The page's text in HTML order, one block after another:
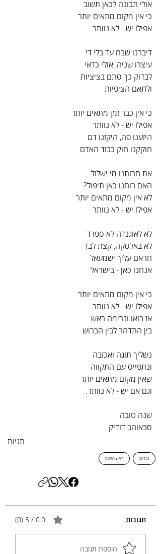
אולי תבונה לכאן תשוב
כי אין מקום מתאים יותר
אפילו יש - לא נוותר
דיברנו שבח עד בלי די
עיצרו שניה, אולי כדאי
לבדוק כך סתם בציציות
ולתאם הציפיות
כי אין כבר זמן מתאים יותר
אפילו יש - לא נוותר
היזענו פה, היקזנו דם
חוקקנו חוק כבוד האדם
את חרותנו מי ישלול
האם רוחנו כאן תיפול?
לא אין מקום מתאים יותר
אפילו יש - לא נוותר
לא לאוגנדה לא ספרד
לא באלסקה, קצת לבד
חראם עליך ישמעאל
אנחנו כאן - בישראל
כי אין מקום מתאים יותר
אפילו יש - לא נוותר
אז בואו ונרימה ראש
בין התדהר לבין הברוש
נשליך תוגה ואכזבה
ונתפייס עם התקווה
שאין מקום מתאים יותר
וגם אם יש - לא נוותר.
שנה טובה
סבאוהב דודיק
תגיות
נכדים ראש השנה
תגובות 0.0 / 5 ‏(0)
הוספת תגובה